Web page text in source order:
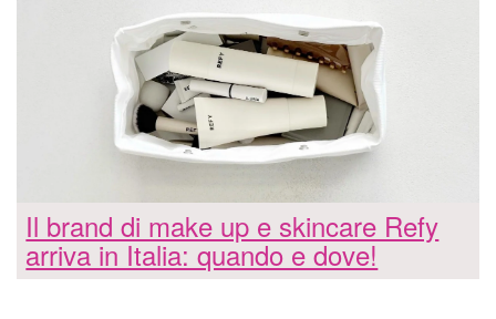
Il brand di make up e skincare Refy
arriva in Italia: quando e dove!